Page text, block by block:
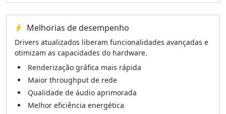
Melhorias de desempenho
Drivers atualizados liberam funcionalidades avançadas e
otimizam as capacidades do hardware.
Renderização gráfica mais rápida
Maior throughput de rede
Qualidade de áudio aprimorada
Melhor eficiência energética